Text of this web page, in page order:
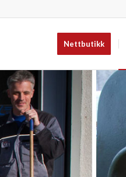
Nettbutikk